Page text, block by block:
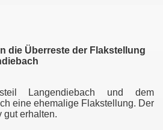
die Überreste der Flakstellung
Langendiebach und dem
eine ehemalige Flakstellung. Der
gut erhalten.